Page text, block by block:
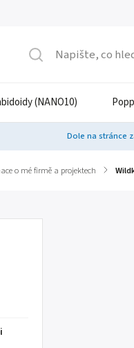
(NANO10)
Dole na stránce
o mé firmě a projektech /